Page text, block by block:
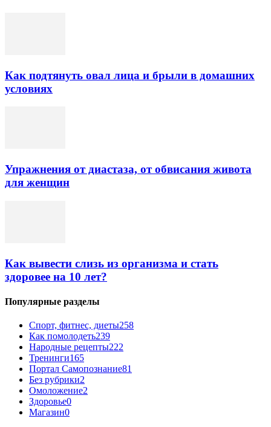
Как подтянуть овал лица и брыли в домашних
условиях
Упражнения от диастаза, от обвисания живота
для женщин
Как вывести слизь из организма и стать
здоровее на 10 лет?
Популярные разделы
Спорт, фитнес, диеты258
Как помолодеть239
Народные рецепты222
Тренинги165
Портал Самопознание81
Без рубрики2
Омоложение2
Здоровье0
Магазин0